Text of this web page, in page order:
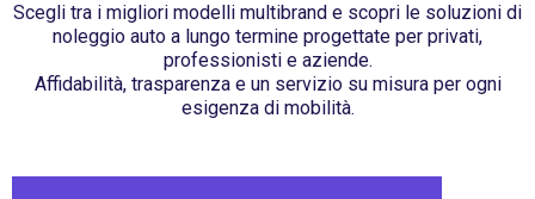
Scegli tra i migliori modelli multibrand e scopri le soluzioni di
noleggio auto a lungo termine progettate per privati,
professionisti e aziende.
Affidabilità, trasparenza e un servizio su misura per ogni
esigenza di mobilità.